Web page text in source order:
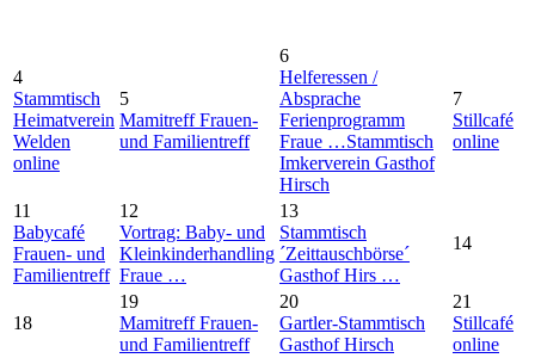
4
Stammtisch
Heimatverein
Welden
online
5
Mamitreff Frauen-
und Familientreff
6
Helferessen /
Absprache
Ferienprogramm
Fraue …Stammtisch
Imkerverein Gasthof
Hirsch
7
Stillcafé
online
11
Babycafé
Frauen- und
Familientreff
12
Vortrag: Baby- und
Kleinkinderhandling
Fraue …
13
Stammtisch
´Zeittauschbörse´
Gasthof Hirs …
14
18
19
Mamitreff Frauen-
und Familientreff
20
Gartler-Stammtisch
Gasthof Hirsch
21
Stillcafé
online